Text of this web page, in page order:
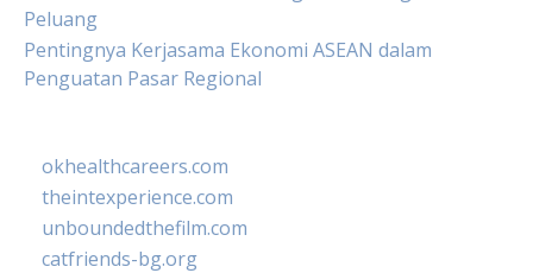
Peluang
Pentingnya Kerjasama Ekonomi ASEAN dalam
Penguatan Pasar Regional
okhealthcareers.com
theintexperience.com
unboundedthefilm.com
catfriends-bg.org